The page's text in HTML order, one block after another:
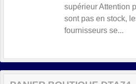
supérieur Attention
sont pas en stock,
fournisseurs se...